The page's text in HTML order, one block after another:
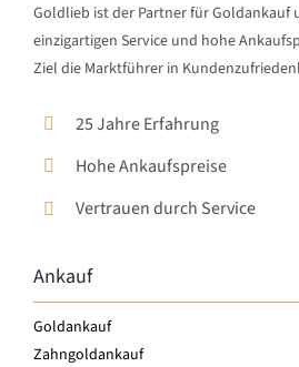
Goldlieb ist der Partner für Goldankauf
einzigartigen Service und hohe
Ziel die Marktführer in
25 Jahre Erfahrung
Hohe Ankaufspreise
Vertrauen durch Service
Ankauf
Goldankauf
Zahngoldankauf